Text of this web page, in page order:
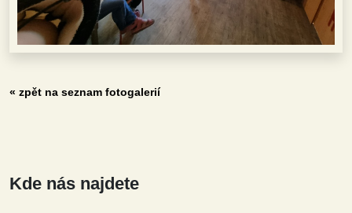
« zpět na seznam fotogalerií
Kde nás najdete